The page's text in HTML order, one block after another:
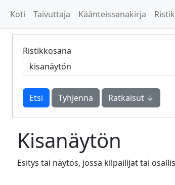
Koti Taivuttaja Käänteissanakirja
Ristikkosana
Tyhjennä Ratkaisut ↓
Kisanäytön
Esitys tai näytös, jossa kilpailijat tai